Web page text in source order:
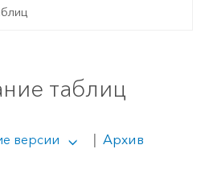
таблиц
версии
Архив